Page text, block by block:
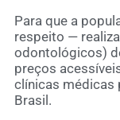
Para que a
respeito —
odontológicos)
preços
clínicas médicas
Brasil.